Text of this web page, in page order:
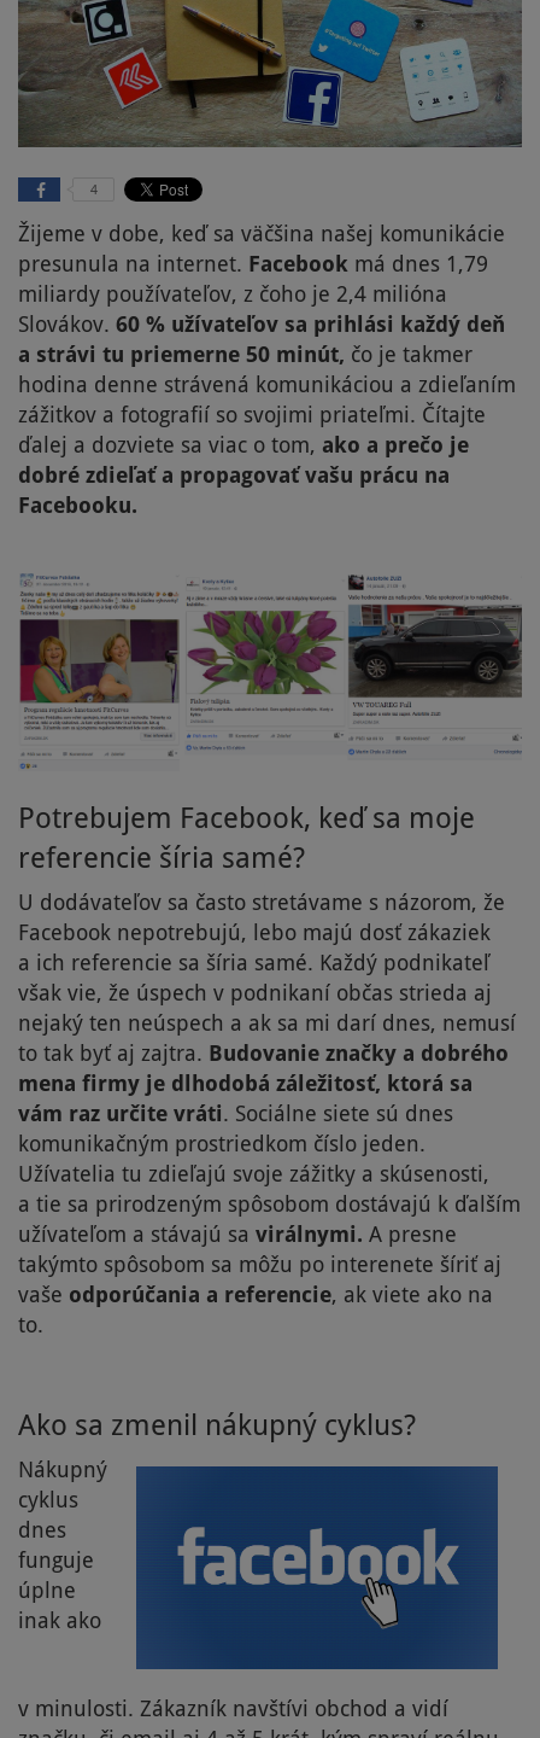
4
Žijeme v dobe, keď sa väčšina našej komunikácie
presunula na internet. Facebook má dnes 1,79
miliardy používateľov, z čoho je 2,4 milióna
Slovákov. 60 % užívateľov sa prihlási každý deň
a strávi tu priemerne 50 minút, čo je takmer
hodina denne strávená komunikáciou a zdieľaním
zážitkov a fotografií so svojimi priateľmi. Čítajte
ďalej a dozviete sa viac o tom, ako a prečo je
dobré zdieľať a propagovať vašu prácu na
Facebooku.
Potrebujem Facebook, keď sa moje
referencie šíria samé?
U dodávateľov sa často stretávame s názorom, že
Facebook nepotrebujú, lebo majú dosť zákaziek
a ich referencie sa šíria samé. Každý podnikateľ
však vie, že úspech v podnikaní občas strieda aj
nejaký ten neúspech a ak sa mi darí dnes, nemusí
to tak byť aj zajtra. Budovanie značky a dobrého
mena firmy je dlhodobá záležitosť, ktorá sa
vám raz určite vráti. Sociálne siete sú dnes
komunikačným prostriedkom číslo jeden.
Užívatelia tu zdieľajú svoje zážitky a skúsenosti,
a tie sa prirodzeným spôsobom dostávajú k ďalším
užívateľom a stávajú sa virálnymi. A presne
takýmto spôsobom sa môžu po interenete šíriť aj
vaše odporúčania a referencie, ak viete ako na
to.
Ako sa zmenil nákupný cyklus?
Nákupný
cyklus
dnes
funguje
úplne
inak ako
v minulosti. Zákazník navštívi obchod a vidí